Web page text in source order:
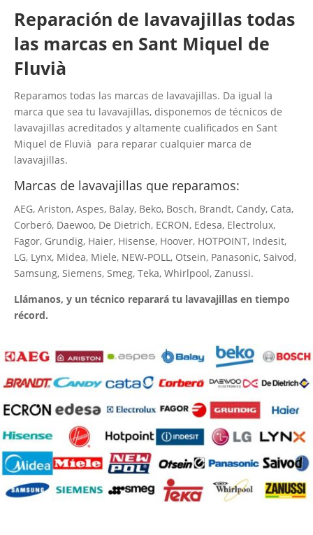
Reparación de lavavajillas todas
las marcas en Sant Miquel de
Fluvià
Reparamos todas las marcas de lavavajillas. Da igual la
marca que sea tu lavavajillas, disponemos de técnicos de
lavavajillas acreditados y altamente cualificados en Sant
Miquel de Fluvià para reparar cualquier marca de
lavavajillas.
Marcas de lavavajillas que reparamos:
AEG, Ariston, Aspes, Balay, Beko, Bosch, Brandt, Candy, Cata,
Corberó, Daewoo, De Dietrich, ECRON, Edesa, Electrolux,
Fagor, Grundig, Haier, Hisense, Hoover, HOTPOINT, Indesit,
LG, Lynx, Midea, Miele, NEW-POLL, Otsein, Panasonic, Saivod,
Samsung, Siemens, Smeg, Teka, Whirlpool, Zanussi.
Llámanos, y un técnico reparará tu lavavajillas en tiempo
récord.